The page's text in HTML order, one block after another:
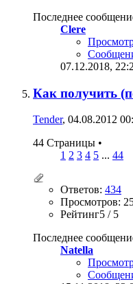
Последнее
Clere
07.12.2018,
Как получить
Tender, 04.08.2012
44 Страницы •
1 2 3 4 5 ... 44
Ответов: 434
Просмотров:
Рейтинг5 / 5
Последнее
Natella